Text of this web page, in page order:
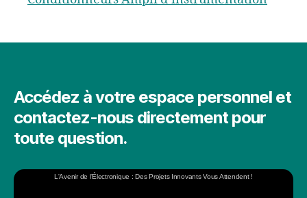
Accédez à votre espace personnel et
contactez-nous directement pour
toute question.
L'Avenir de l'Électronique : Des Projets Innovants Vous Attendent !